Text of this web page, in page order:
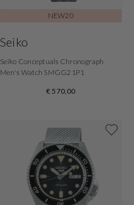
NEW20
Seiko
Seiko Conceptuals Chronograph
Men's Watch SMGG21P1
€ 570,00